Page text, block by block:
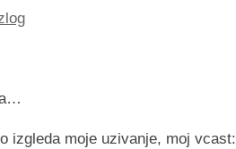
izgleda moje uzivanje, moj vcast: